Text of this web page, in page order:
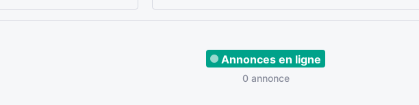
Annonces en ligne
0 annonce